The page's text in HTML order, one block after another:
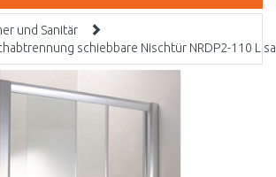
und Sanitär
schiebbare Nischtür NRDP2-110 L